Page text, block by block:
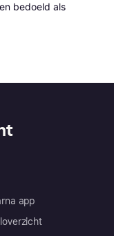
bedoeld als
app